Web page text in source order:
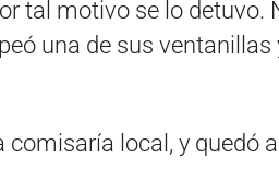
tal motivo se lo detuvo.
una de sus ventanillas
local, y quedó